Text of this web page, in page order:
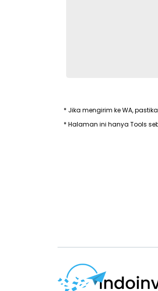
* Jika mengirim ke WA,
* Halaman ini hanya Tools